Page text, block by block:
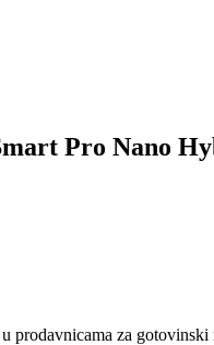
Pro Nano
za gotovinski